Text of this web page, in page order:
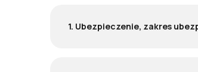
1. Ubezpieczenie, zakres